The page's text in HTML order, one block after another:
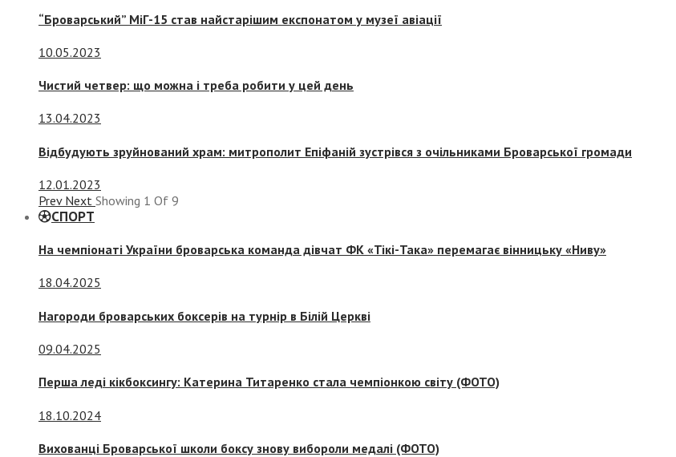
“Броварський” МіГ-15 став найстарішим експонатом у музеї авіації
10.05.2023
Чистий четвер: що можна і треба робити у цей день
13.04.2023
Відбудують зруйнований храм: митрополит Епіфаній зустрівся з очільниками Броварської громади
12.01.2023
Prev Next Showing 1 Of 9
СПОРТ
На чемпіонаті України броварська команда дівчат ФК «Тікі-Така» перемагає вінницьку «Ниву»
18.04.2025
Нагороди броварських боксерів на турнір в Білій Церкві
09.04.2025
Перша леді кікбоксингу: Катерина Титаренко стала чемпіонкою світу (ФОТО)
18.10.2024
Вихованці Броварської школи боксу знову вибороли медалі (ФОТО)